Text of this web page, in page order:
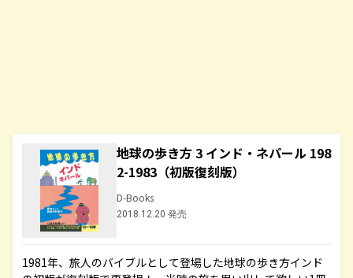
地球の歩き方 3 インド・ネパール 198
2-1983（初版復刻版）
D-Books
2018.12.20 発売
1981年、旅人のバイブルとして登場した地球の歩き方インド